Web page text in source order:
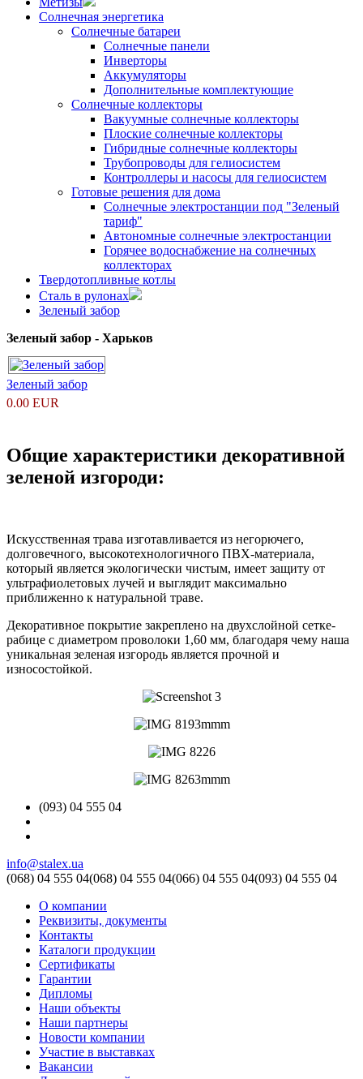
Солнечная энергетика
Солнечные батареи
Солнечные панели
Инверторы
Аккумуляторы
Дополнительные комплектующие
Солнечные коллекторы
Вакуумные солнечные коллекторы
Плоские солнечные коллекторы
Гибридные солнечные коллекторы
Трубопроводы для гелиосистем
Контроллеры и насосы для гелиосистем
Готовые решения для дома
Солнечные электростанции под "Зеленый
тариф"
Автономные солнечные электростанции
Горячее водоснабжение на солнечных
коллекторах
Твердотопливные котлы
Сталь в рулонах
Зеленый забор
Зеленый забор - Харьков
Зеленый забор
0.00 EUR
Общие характеристики декоративной
зеленой изгороди:
Искусственная трава изготавливается из негорючего,
долговечного, высокотехнологичного ПВХ-материала,
который является экологически чистым, имеет защиту от
ультрафиолетовых лучей и выглядит максимально
приближенно к натуральной траве.
Декоративное покрытие закреплено на двухслойной сетке-
рабице с диаметром проволоки 1,60 мм, благодаря чему наша
уникальная зеленая изгородь является прочной и
износостойкой.
(093) 04 555 04
info@stalex.ua
(068) 04 555 04(068) 04 555 04(066) 04 555 04(093) 04 555 04
О компании
Реквизиты, документы
Контакты
Каталоги продукции
Сертификаты
Гарантии
Дипломы
Наши объекты
Наши партнеры
Новости компании
Участие в выставках
Вакансии